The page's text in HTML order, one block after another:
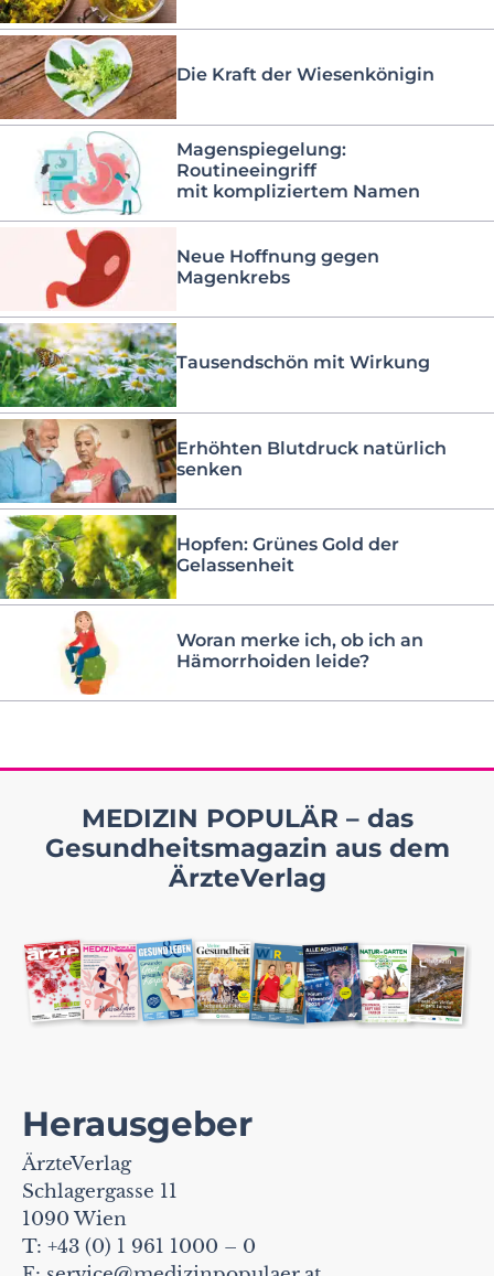
Die Kraft der Wiesenkönigin
Magenspiegelung:
Routineeingriff
mit kompliziertem Namen
Neue Hoffnung gegen
Magenkrebs
Tausendschön mit Wirkung
Erhöhten Blutdruck natürlich
senken
Hopfen: Grünes Gold der
Gelassenheit
Woran merke ich, ob ich an
Hämorrhoiden leide?
MEDIZIN POPULÄR – das
Gesundheitsmagazin aus dem
ÄrzteVerlag
Herausgeber
ÄrzteVerlag
Schlagergasse 11
1090 Wien
T: +43 (0) 1 961 1000 – 0